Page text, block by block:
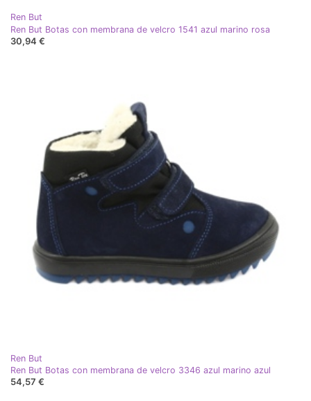
Ren But
Ren But Botas con membrana de velcro 1541 azul marino rosa
30,94 €
Ren But
Ren But Botas con membrana de velcro 3346 azul marino azul
54,57 €